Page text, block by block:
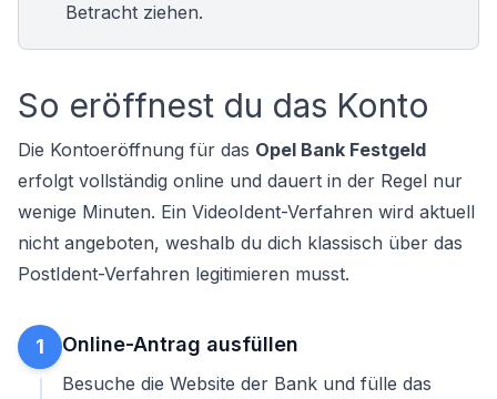
Betracht ziehen.
So eröffnest du das Konto
Die Kontoeröffnung für das Opel Bank Festgeld
erfolgt vollständig online und dauert in der Regel nur
wenige Minuten. Ein VideoIdent-Verfahren wird aktuell
nicht angeboten, weshalb du dich klassisch über das
PostIdent-Verfahren legitimieren musst.
1 Online-Antrag ausfüllen
Besuche die Website der Bank und fülle das